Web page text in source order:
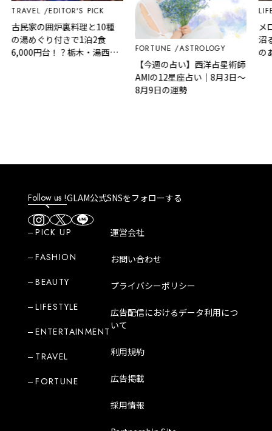
TRAVEL EDITOR'S PICK
古民家の囲炉裏料理と10種
の湯めぐり付きで1泊2食
6,000円台！？栃木・湯西川
FORTUNE ASTROLOGY
【今週の占い】西洋占星術師
AMIの12星座占い｜8月3日～
8月9日の運勢
メ
沼
の
Follow us !GLAM公式SNSをフォローする
PICK UP
FASHION
BEAUTY
LIFESTYLE
ENTERTAINMENT
TRAVEL
FORTUNE
運営会社
お問い合わせ
プライバシーポリシー
広告配信におけるデータ利用につ
いて
利用規約
広告掲載
採用情報